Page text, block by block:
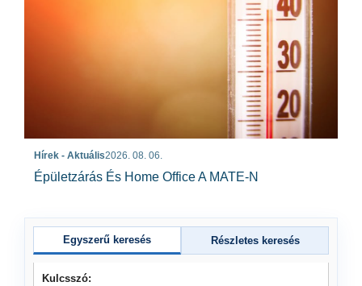
Hírek - Aktuális2026. 08. 06.
Épületzárás És Home Office A MATE-N
Egyszerű keresés Részletes keresés
Kulcsszó: